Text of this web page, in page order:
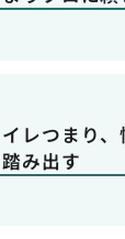
レつまり
み出す